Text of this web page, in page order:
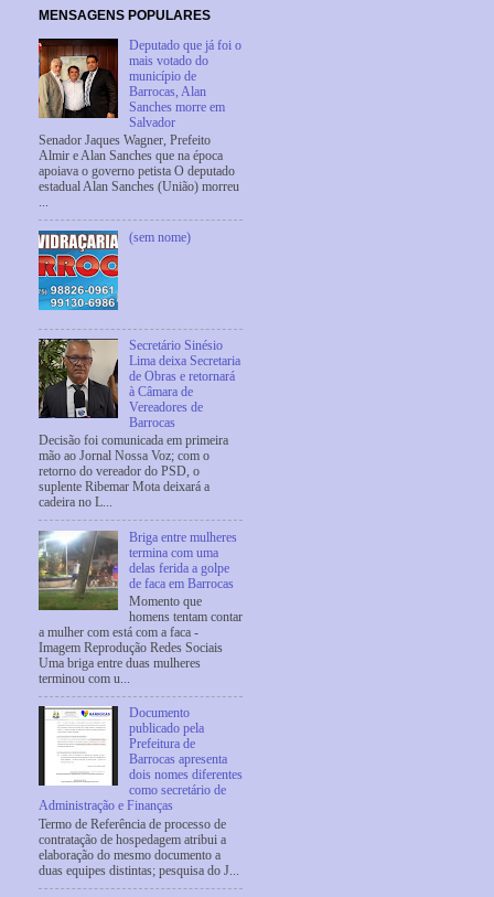
MENSAGENS POPULARES
Deputado que já foi o
mais votado do
município de
Barrocas, Alan
Sanches morre em
Salvador
Senador Jaques Wagner, Prefeito
Almir e Alan Sanches que na época
apoiava o governo petista O deputado
estadual Alan Sanches (União) morreu
...
(sem nome)
Secretário Sinésio
Lima deixa Secretaria
de Obras e retornará
à Câmara de
Vereadores de
Barrocas
Decisão foi comunicada em primeira
mão ao Jornal Nossa Voz; com o
retorno do vereador do PSD, o
suplente Ribemar Mota deixará a
cadeira no L...
Briga entre mulheres
termina com uma
delas ferida a golpe
de faca em Barrocas
Momento que
homens tentam contar
a mulher com está com a faca -
Imagem Reprodução Redes Sociais
Uma briga entre duas mulheres
terminou com u...
Documento
publicado pela
Prefeitura de
Barrocas apresenta
dois nomes diferentes
como secretário de
Administração e Finanças
Termo de Referência de processo de
contratação de hospedagem atribui a
elaboração do mesmo documento a
duas equipes distintas; pesquisa do J...